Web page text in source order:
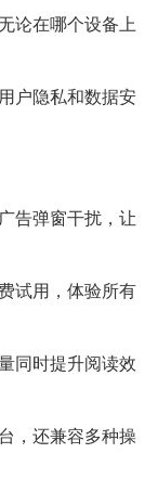
论在哪个设备上
户隐私和数据安
告弹窗干扰，让
试用，体验所有
同时提升阅读效
，还兼容多种操